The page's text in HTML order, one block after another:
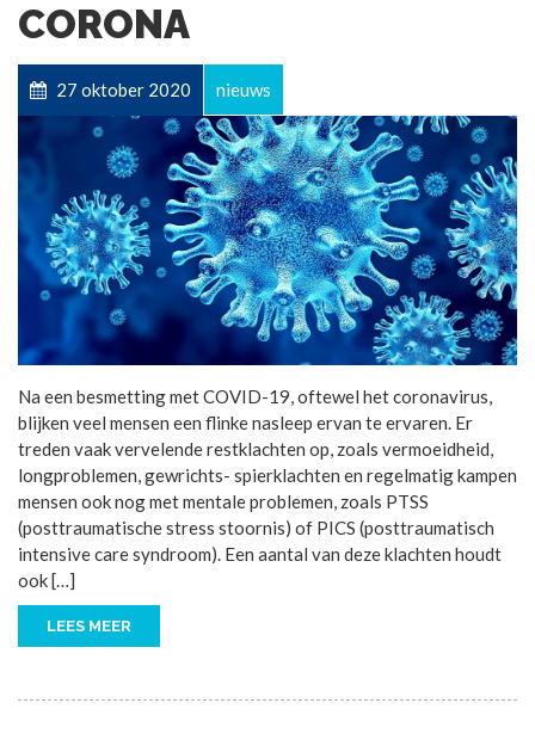
CORONA
27 oktober 2020 nieuws
Na een besmetting met COVID-19, oftewel het coronavirus,
blijken veel mensen een flinke nasleep ervan te ervaren. Er
treden vaak vervelende restklachten op, zoals vermoeidheid,
longproblemen, gewrichts- spierklachten en regelmatig kampen
mensen ook nog met mentale problemen, zoals PTSS
(posttraumatische stress stoornis) of PICS (posttraumatisch
intensive care syndroom). Een aantal van deze klachten houdt
ook […]
LEES MEER